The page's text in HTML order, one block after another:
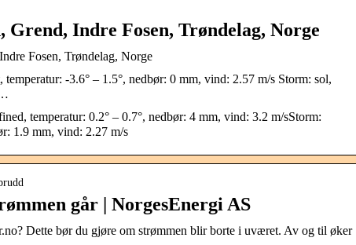
Indre Fosen, Trøndelag, Norge
Fosen, Trøndelag, Norge
-3.6° – 1.5°, nedbør: 0 mm, vind: 2.57 m/s Storm: sol,
temperatur: 0.2° – 0.7°, nedbør: 4 mm, vind: 3.2 m/sStorm:
1.9 mm, vind: 2.27 m/s
går | NorgesEnergi AS
Dette bør du gjøre om strømmen blir borte i uværet. ​Av og til øker